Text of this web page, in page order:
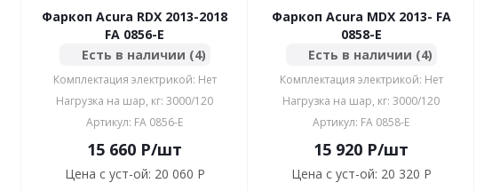
Фаркоп Acura RDX 2013-2018
FA 0856-E
Есть в наличии (4)
Комплектация электрикой: Нет
Нагрузка на шар, кг: 3000/120
Артикул: FA 0856-E
15 660 P/шт
Цена с уст-ой: 20 060 P
Фаркоп Acura MDX 2013- FA
0858-E
Есть в наличии (4)
Комплектация электрикой: Нет
Нагрузка на шар, кг: 3000/120
Артикул: FA 0858-E
15 920 P/шт
Цена с уст-ой: 20 320 P